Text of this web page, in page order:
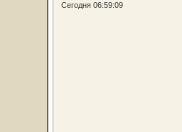
Сегодня 06:59:09